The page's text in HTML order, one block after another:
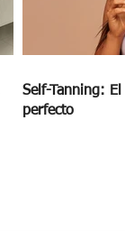
Self-Tanning:
perfecto